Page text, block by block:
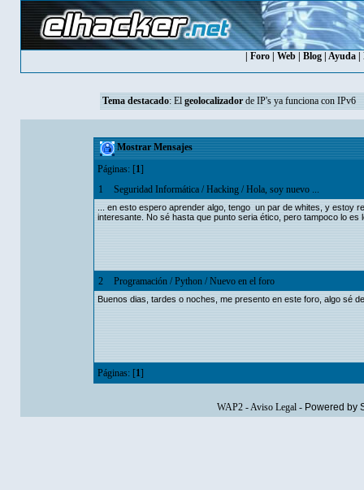
Foro| Web| Blog| Ayuda|
Tema destacado: El geolocalizadorde IP's ya funciona con IPv6
Mostrar Mensajes
Páginas: [1]
1
Seguridad Informática/Hacking/Hola, soy nuevo ...
... en esto espero aprender algo, tengo un par de whites, y estoy
interesante. No sé hasta que punto seria ético, pero tampoco lo es
2 Programación/Python/Nuevo en el foro
Buenos dias, tardes o noches, me presento en este foro, algo sé
Páginas: [1]
WAP2-Aviso Legal- Powered by